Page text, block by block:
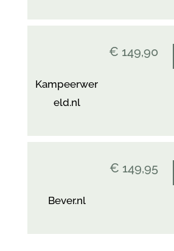
Kampeerwer
eld.nl
€ 149,90
Bever.nl
€ 149,95